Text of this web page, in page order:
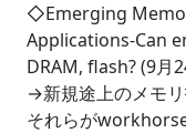
◇Emerging
Applications-Can
DRAM, flash? (9月
→新規途上のメモリ
それらが